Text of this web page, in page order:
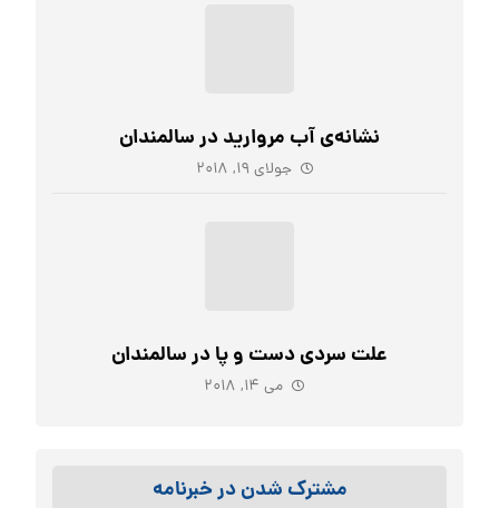
نشانه‌ی آب مروارید در سالمندان
جولای ۱۹, ۲۰۱۸
علت سردی دست و پا در سالمندان
می ۱۴, ۲۰۱۸
مشترک شدن در خبرنامه